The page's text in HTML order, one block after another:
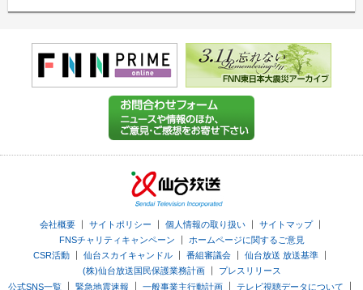
会社概要｜ サイトポリシー ｜ 個人情報の取り扱い｜ サイトマップ｜
FNSチャリティキャンペーン
ホームページに関するご意見
CSR活動
仙台スカイキャンドル 番組審議会 仙台放送 放送基準
(株)仙台放送国民保護業務計画｜
プレスリリース
公式SNS一覧
緊急地震速報 一般事業主行動計画 テレビ視聴データについて